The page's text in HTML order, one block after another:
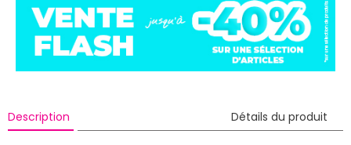
Description Détails du produit